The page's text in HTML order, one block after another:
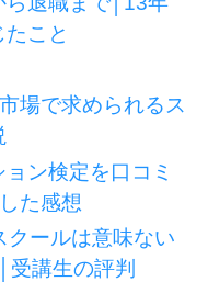
こと
場で求められるス
ン検定を口コミ
た感想
クールは意味ない
受講生の評判